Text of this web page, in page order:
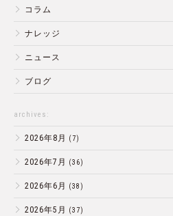
コラム
ナレッジ
ニュース
ブログ
archives:
2026年8月 (7)
2026年7月 (36)
2026年6月 (38)
2026年5月 (37)